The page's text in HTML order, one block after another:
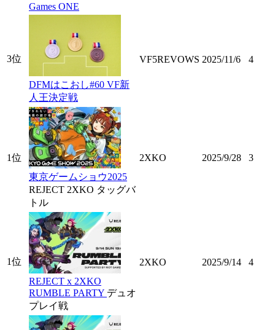
Games ONE
3位
DFMはこおし#60 VF新
人王決定戦
VF5REVOWS 2025/11/6 4
1位
東京ゲームショウ2025
REJECT 2XKO タッグバ
トル
2XKO 2025/9/28 3
1位
REJECT x 2XKO
RUMBLE PARTY デュオ
プレイ戦
2XKO 2025/9/14 4